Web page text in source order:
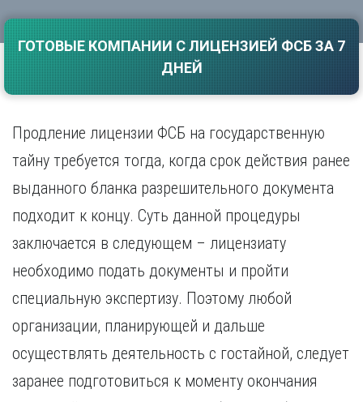
Е
Екатеринбург
И
Иваново
Иркутск
К
Казань
Калининград
Кемерово
Киров
Красноярск
Курган
Курск
Л
Смоленск
Сочи
Т
Тверь
Тольятти
Томск
Тюмень
У
Улан-Удэ
Ульяновск
Уфа
Хабаровск
Ч
ГОТОВЫЕ КОМПАНИИ С ЛИЦЕНЗИЕЙ ФСБ ЗА 7
ДНЕЙ
Продление лицензии ФСБ на государственную
тайну требуется тогда, когда срок действия ранее
выданного бланка разрешительного документа
подходит к концу. Суть данной процедуры
заключается в следующем – лицензиату
необходимо подать документы и пройти
специальную экспертизу. Поэтому любой
организации, планирующей и дальше
осуществлять деятельность с гостайной, следует
заранее подготовиться к моменту окончания